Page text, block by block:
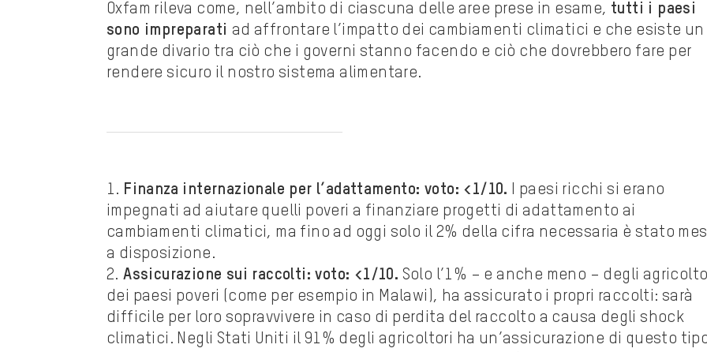
Oxfam rileva come, nell’ambito di ciascuna delle aree prese in esame, tutti i paesi
sono impreparati ad affrontare l’impatto dei cambiamenti climatici e che esiste un
grande divario tra ciò che i governi stanno facendo e ciò che dovrebbero fare per
rendere sicuro il nostro sistema alimentare.
1. Finanza internazionale per l’adattamento: voto: <1/10. I paesi ricchi si erano
impegnati ad aiutare quelli poveri a finanziare progetti di adattamento ai
cambiamenti climatici, ma fino ad oggi solo il 2% della cifra necessaria è stato
a disposizione.
2. Assicurazione sui raccolti: voto: <1/10. Solo l’1% – e anche meno – degli
dei paesi poveri (come per esempio in Malawi), ha assicurato i propri raccolti: sarà
difficile per loro sopravvivere in caso di perdita del raccolto a causa degli shock
climatici. Negli Stati Uniti il 91% degli agricoltori ha un’assicurazione di questo